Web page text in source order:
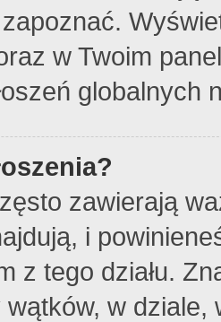
zapoznać.
w Twoim
globalnych
zawierają
i
z tego działu.
w dziale,